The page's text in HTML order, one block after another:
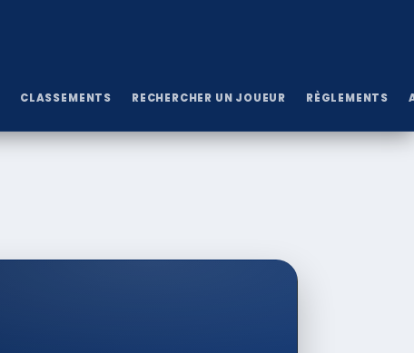
CLASSEMENTS RECHERCHER UN JOUEUR RÈGLEMENTS